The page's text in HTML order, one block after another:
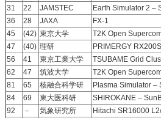
31
22 JAMSTEC Earth Simulator 2 –
36
28 JAXA FX-1
45
(42) 東京大学 T2K Open
47
(40) 理研 PRIMERGY
56
41 東京工業大学 TSUBAME Grid
62
47 筑波大学 T2K Open
81
65 核融合科学研 Plasma Simulator –
84
69 東大医科研 SHIROKANE –
92
－ 気象研究所 Hitachi SR16000